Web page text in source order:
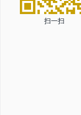
扫一扫